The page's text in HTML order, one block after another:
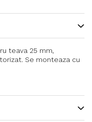
teava 25 mm,
Se monteaza cu